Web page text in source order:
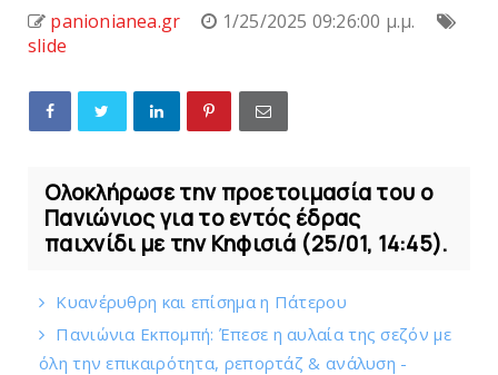
panionianea.gr
1/25/2025 09:26:00 μ.μ.
slide
Ολοκλήρωσε την προετοιμασία του ο
Πανιώνιος για το εντός έδρας
παιχνίδι με την Κηφισιά (25/01, 14:45).
Kυανέρυθρη και επίσημα η Πάτερου
Πανιώνια Εκπομπή: Έπεσε η αυλαία της σεζόν με
όλη την επικαιρότητα, ρεπορτάζ & ανάλυση -